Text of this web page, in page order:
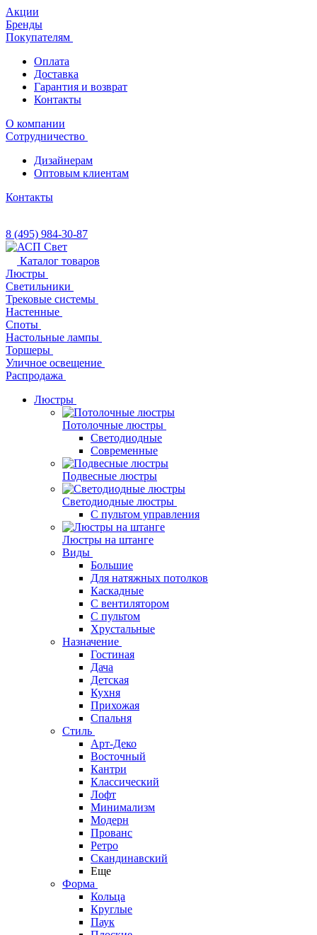
Акции
Бренды
Покупателям
Оплата
Доставка
Гарантия и возврат
Контакты
О компании
Сотрудничество
Дизайнерам
Оптовым клиентам
Контакты
8 (495) 984-30-87
Каталог товаров
Люстры
Светильники
Трековые системы
Настенные
Споты
Настольные лампы
Торшеры
Уличное освещение
Распродажа
Люстры
Потолочные люстры
Светодиодные
Современные
Подвесные люстры
Светодиодные люстры
С пультом управления
Люстры на штанге
Виды
Большие
Для натяжных потолков
Каскадные
С вентилятором
С пультом
Хрустальные
Назначение
Гостиная
Дача
Детская
Кухня
Прихожая
Спальня
Стиль
Арт-Деко
Восточный
Кантри
Классический
Лофт
Минимализм
Модерн
Прованс
Ретро
Скандинавский
Еще
Форма
Кольца
Круглые
Паук